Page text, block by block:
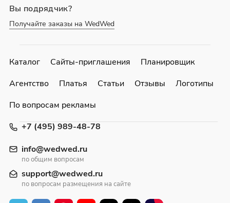
Вы подрядчик?
Получайте заказы на WedWed
+7 (495) 989-48-78
info@wedwed.ru
по общим вопросам
support@wedwed.ru
по вопросам размещения на сайте
Каталог Сайты-приглашения
Планировщик
Агентство
Платья Статьи Отзывы
Логотипы
По вопросам рекламы